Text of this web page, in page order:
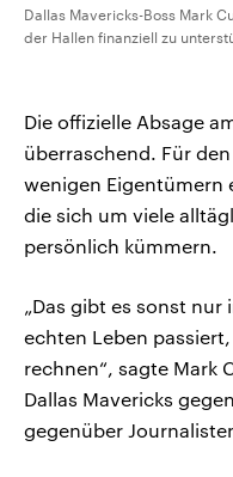
Dallas Mavericks-Boss Mark
der Hallen finanziell zu
Die offizielle Absage
überraschend. Für
wenigen Eigentümern
die sich um viele
persönlich kümmern.
„Das gibt es sonst nur
echten Leben
rechnen“, sagte Mark
Dallas Mavericks
gegenüber